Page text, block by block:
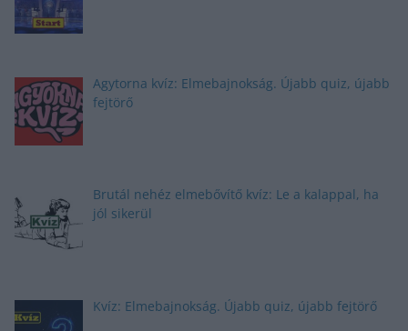
Agytorna kvíz: Elmebajnokság. Újabb quiz, újabb
fejtörő
Brutál nehéz elmebővítő kvíz: Le a kalappal, ha
jól sikerül
Kvíz: Elmebajnokság. Újabb quiz, újabb fejtörő